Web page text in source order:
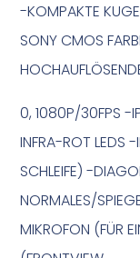
-KOMPAKTE
SONY CMOS
0, 1080P/30FPS -
INFRA-ROT LEDS
SCHLEIFE) -
NORMALES/
MIKROFON (FÜR